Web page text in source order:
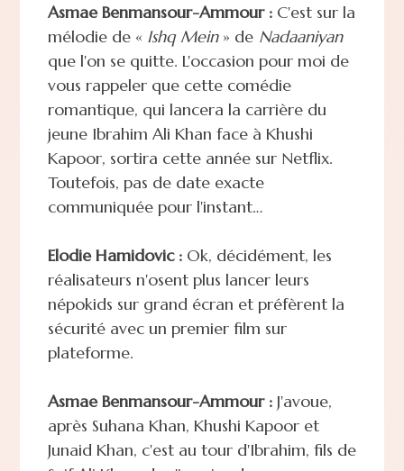
Asmae Benmansour-Ammour :C'est sur la
mélodie de « Ishq Mein» de Nadaaniyan
que l'on se quitte. L'occasion pour moi de
vous rappeler que cette comédie
romantique, qui lancera la carrière du
jeune Ibrahim Ali Khan face à Khushi
Kapoor, sortira cette année sur Netflix.
Toutefois, pas de date exacte
communiquée pour l'instant…
Elodie Hamidovic :Ok, décidément, les
réalisateurs n'osent plus lancer leurs
népokids sur grand écran et préfèrent la
sécurité avec un premier film sur
plateforme.
Asmae Benmansour-Ammour :J'avoue,
après Suhana Khan, Khushi Kapoor et
Junaid Khan, c'est au tour d'Ibrahim, fils de